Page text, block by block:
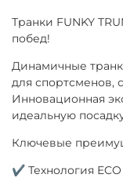
Транки FUNKY
побед!
Динамичные
для спортсменов,
Инновационная
идеальную
Ключевые
✔ Технология ECO